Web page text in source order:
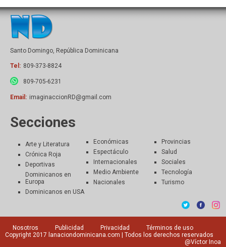
Santo Domingo, República Dominicana
Tel: 809-373-8824
809-705-6231
Email: imaginaccionRD@gmail.com
Secciones
Arte y Literatura
Crónica Roja
Deportivas
Dominicanos en
Europa
Dominicanos en USA
Económicas
Espectáculo
Internacionales
Medio Ambiente
Nacionales
Provincias
Salud
Sociales
Tecnología
Turismo
Nosotros Publicidad Privacidad
Términos de uso
Copyright 2017 lanaciondominicana.com | Todos los derechos reservados
@Víctor Inoa